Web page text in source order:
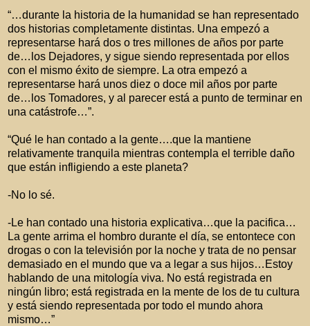
“…durante la historia de la humanidad se han representado
dos historias completamente distintas. Una empezó a
representarse hará dos o tres millones de años por parte
de…los Dejadores, y sigue siendo representada por ellos
con el mismo éxito de siempre. La otra empezó a
representarse hará unos diez o doce mil años por parte
de…los Tomadores, y al parecer está a punto de terminar en
una catástrofe…”.
“Qué le han contado a la gente….que la mantiene
relativamente tranquila mientras contempla el terrible daño
que están infligiendo a este planeta?
-No lo sé.
-Le han contado una historia explicativa…que la pacifica…
La gente arrima el hombro durante el día, se entontece con
drogas o con la televisión por la noche y trata de no pensar
demasiado en el mundo que va a legar a sus hijos…Estoy
hablando de una mitología viva. No está registrada en
ningún libro; está registrada en la mente de los de tu cultura
y está siendo representada por todo el mundo ahora
mismo…”